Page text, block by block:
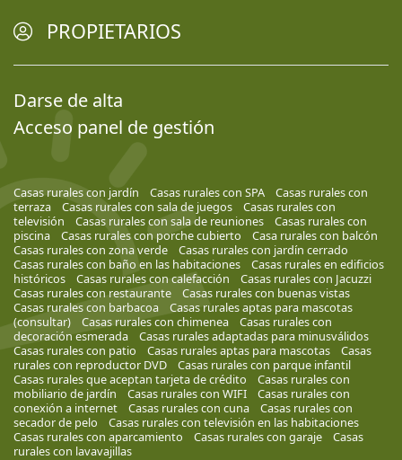
PROPIETARIOS
Darse de alta
Acceso panel de gestión
Casas rurales con jardín Casas rurales con SPA
Casas rurales con
terraza
Casas rurales con sala de juegos
Casas rurales con
televisión
Casas rurales con sala de reuniones
Casas rurales con
piscina
Casas rurales con porche cubierto
Casa rurales con balcón
Casas rurales con zona verde
Casas rurales con jardín cerrado
Casas rurales con baño en las habitaciones
Casas rurales en edificios
históricos
Casas rurales con calefacción
Casas rurales con Jacuzzi
Casas rurales con restaurante
Casas rurales con buenas vistas
Casas rurales con barbacoa
Casas rurales aptas para mascotas
(consultar)
Casas rurales con chimenea
Casas rurales con
decoración esmerada
Casas rurales adaptadas para minusválidos
Casas rurales con patio
Casas rurales aptas para mascotas
Casas
rurales con reproductor DVD
Casas rurales con parque infantil
Casas rurales que aceptan tarjeta de crédito
Casas rurales con
mobiliario de jardín
Casas rurales con WIFI
Casas rurales con
conexión a internet
Casas rurales con cuna
Casas rurales con
secador de pelo
Casas rurales con televisión en las habitaciones
Casas rurales con aparcamiento
Casas rurales con garaje
Casas
rurales con lavavajillas